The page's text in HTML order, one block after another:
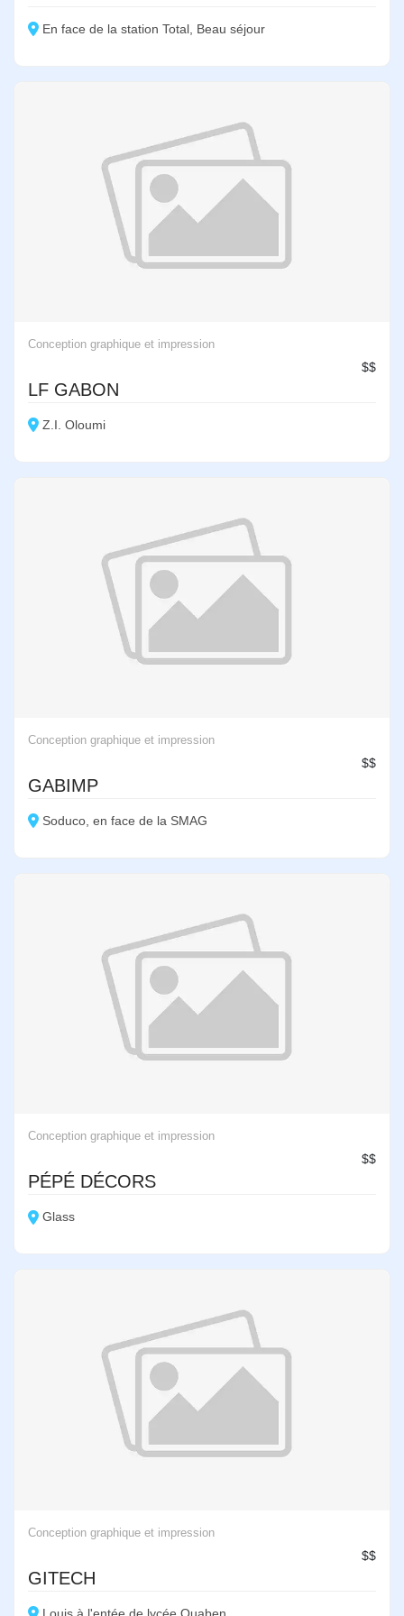
En face de la station Total, Beau séjour
Conception graphique et impression
$$
LF GABON
Z.I. Oloumi
Conception graphique et impression
$$
GABIMP
Soduco, en face de la SMAG
Conception graphique et impression
$$
PÉPÉ DÉCORS
Glass
Conception graphique et impression
$$
GITECH